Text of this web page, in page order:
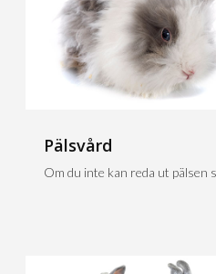
Pälsvård
Om du inte kan reda ut pälsen